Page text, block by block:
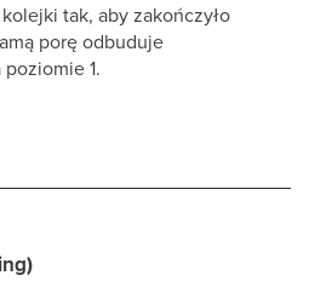
tak, aby zakończyło
porę odbuduje
1.